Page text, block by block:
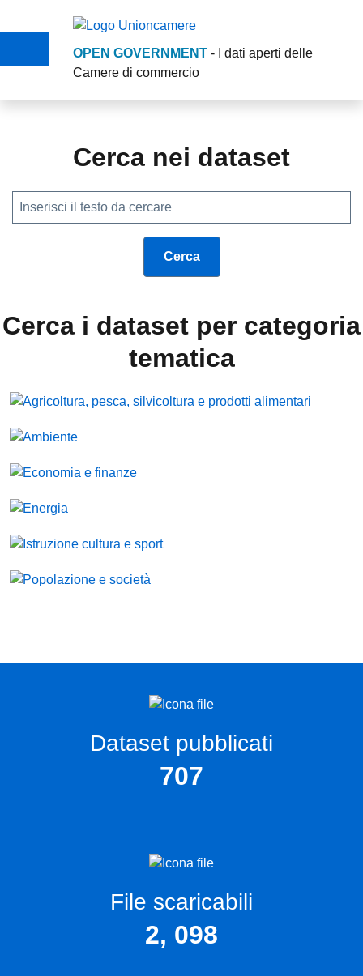
OPEN GOVERNMENT - I dati aperti delle
Camere di commercio
Cerca nei dataset
Cerca i dataset per categoria
tematica
Dataset pubblicati
707
File scaricabili
2, 098